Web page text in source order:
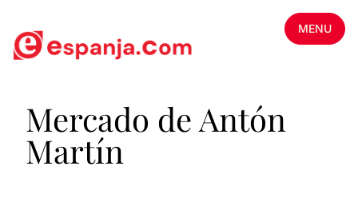
MENU
Mercado de Antón
Martín